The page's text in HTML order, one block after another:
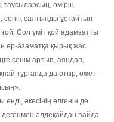
таусыларсың, өмірің
сенің салтыңды ұстайтын
Сол үміт қой адамзатты
ер-азаматқа қырық жас
сенім артып, аяңдап,
тұрғанда да өткір, өжет
әкесінің өлгенін де
дегенмен әлдеқайдан пайда